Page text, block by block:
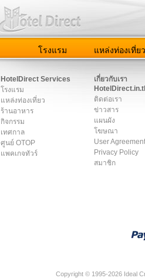
โรงแรม แหล่งท่องเที่ยว
HotelDirect Services
โรงแรม
แหล่งท่องเที่ยว
ร้านอาหาร
กิจกรรม
เทศกาล
ศูนย์ OTOP
แพคเกจทัวร์
เกี่ยวกับเรา
ติดต่อเรา
ข่าวสาร
แผนผัง
โฆษณา
User Agreement
Privacy Policy
สมาชิก
Copyright © 1995-2026 Ideal